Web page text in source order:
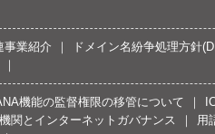
事業紹介 ドメイン名紛争処理方針
機能の監督権限の移管について
関とインターネットガバナンス
用